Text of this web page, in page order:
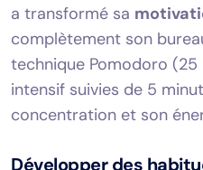
a transformé sa
complètement son
technique Pomodoro
intensif suivies de 5
concentration et son
Développer des